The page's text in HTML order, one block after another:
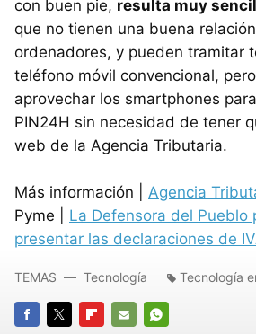
con buen pie, resulta muy
que no tienen una buena
ordenadores, y pueden tramitar
teléfono móvil convencional,
aprovechar los smartphones
PIN24H sin necesidad de tener
web de la Agencia Tributaria.
Más información | Agencia
Pyme | La Defensora del Pueblo
presentar las declaraciones de
TEMAS Tecnología Tecnología